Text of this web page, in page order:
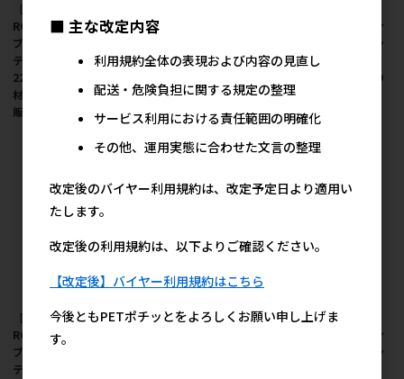
［アライブ］
ROUDYBUSH ラウディ
ブッシュ デイリーメン
テナンス スモール
227g ＜ペット専門店商
材＞ ●通販サイト掲載
販売不可
ROUDYBUSH ラウディ
テナンス ミニ 1.25kg
●通販サイト掲載販売
不可
ROUDYBUSH ラウディ
ブッシュ デイリーメン
テナンス ミニ 624g ＜
ペット専門店商材＞ ●
通販サイト掲載販売不
可
［アライブ］
ROUDYBUSH ラウディ
ブッシュ デイリーメン
テナンス ミニ 227g ＜
［アライブ］
［アライブ］
ROUDYBUSH ラウディ
ブッシュ デイリーメン
■ 主な改定内容
利用規約全体の表現および内容の見直し
配送・危険負担に関する規定の整理
サービス利用における責任範囲の明確化
その他、運用実態に合わせた文言の整理
改定後のバイヤー利用規約は、改定予定日より適用い
たします。
改定後の利用規約は、以下よりご確認ください。
【改定後】バイヤー利用規約はこちら
今後ともPETポチッとをよろしくお願い申し上げま
す。